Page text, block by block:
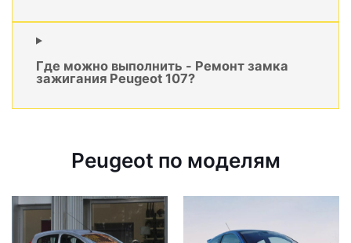
Где можно выполнить - Ремонт замка
зажигания Peugeot 107?
Peugeot по моделям